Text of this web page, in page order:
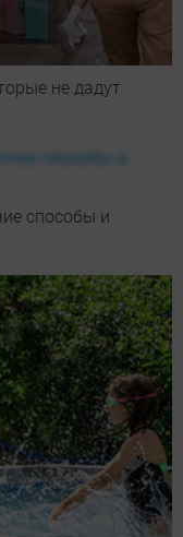
не дадут
способы и